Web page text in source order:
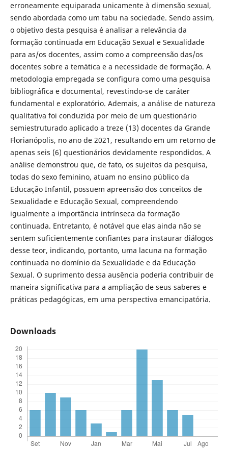
erroneamente equiparada unicamente à dimensão sexual,
sendo abordada como um tabu na sociedade. Sendo assim,
o objetivo desta pesquisa é analisar a relevância da
formação continuada em Educação Sexual e Sexualidade
para as/os docentes, assim como a compreensão das/os
docentes sobre a temática e a necessidade de formação. A
metodologia empregada se configura como uma pesquisa
bibliográfica e documental, revestindo-se de caráter
fundamental e exploratório. Ademais, a análise de natureza
qualitativa foi conduzida por meio de um questionário
semiestruturado aplicado a treze (13) docentes da Grande
Florianópolis, no ano de 2021, resultando em um retorno de
apenas seis (6) questionários devidamente respondidos. A
análise demonstrou que, de fato, os sujeitos da pesquisa,
todas do sexo feminino, atuam no ensino público da
Educação Infantil, possuem apreensão dos conceitos de
Sexualidade e Educação Sexual, compreendendo
igualmente a importância intrínseca da formação
continuada. Entretanto, é notável que elas ainda não se
sentem suficientemente confiantes para instaurar diálogos
desse teor, indicando, portanto, uma lacuna na formação
continuada no domínio da Sexualidade e da Educação
Sexual. O suprimento dessa ausência poderia contribuir de
maneira significativa para a ampliação de seus saberes e
práticas pedagógicas, em uma perspectiva emancipatória.
Downloads